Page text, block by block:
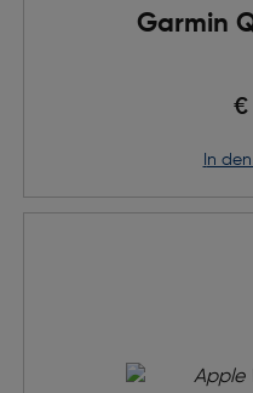
Garmin
€
in